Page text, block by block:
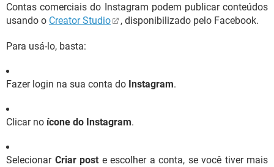
Contas comerciais do Instagram podem publicar conteúdos
usando o Creator Studio , disponibilizado pelo Facebook.
Para usá-lo, basta:
Fazer login na sua conta do Instagram.
Clicar no ícone do Instagram.
Selecionar Criar post e escolher a conta, se você tiver mais